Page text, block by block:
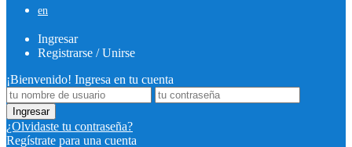
en
Ingresar
Registrarse / Unirse
¡Bienvenido! Ingresa en tu cuenta
¿Olvidaste tu contraseña?
Regístrate para una cuenta